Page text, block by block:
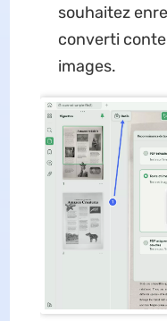
souhaitez
converti
images.